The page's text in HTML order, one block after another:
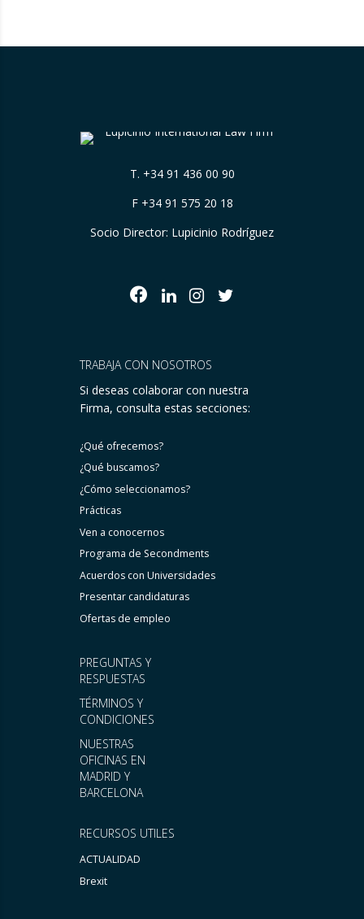
T. +34 91 436 00 90
F +34 91 575 20 18
Socio Director: Lupicinio Rodríguez
RECURSOS UTILES
ACTUALIDAD
Brexit
PREGUNTAS Y
RESPUESTAS
TÉRMINOS Y
CONDICIONES
NUESTRAS
OFICINAS EN
MADRID Y
BARCELONA
TRABAJA CON NOSOTROS
Si deseas colaborar con nuestra
Firma, consulta estas secciones:
¿Qué ofrecemos?
¿Qué buscamos?
¿Cómo seleccionamos?
Prácticas
Ven a conocernos
Programa de Secondments
Acuerdos con Universidades
Presentar candidaturas
Ofertas de empleo